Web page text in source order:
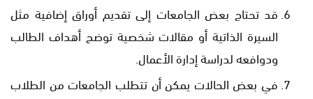
قد تحتاج بعض الجامعات إلى تقديم أوراق إضافية مثل
السيرة الذاتية أو مقالات شخصية توضح أهداف الطالب
ودوافعه لدراسة إدارة الأعمال.
في بعض الحالات يمكن أن تتطلب الجامعات من الطلاب